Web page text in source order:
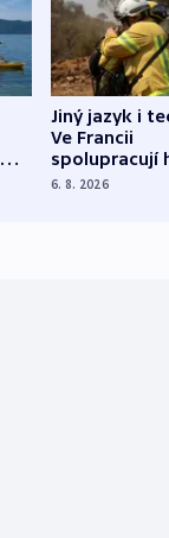
Jiný jazyk i
Ve Francii
spolupracují
různých zemí
6. 8. 2026